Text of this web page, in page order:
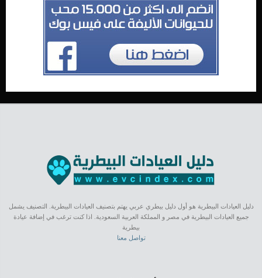
دليل العيادات البيطرية هو أول دليل بيطري عربي يهتم بتصنيف العيادات البيطرية. التصنيف يشمل
جميع العيادات البيطرية في مصر و المملكة العربية السعودية. اذا كنت ترغب في إضافة عيادة
بيطرية
تواصل معنا